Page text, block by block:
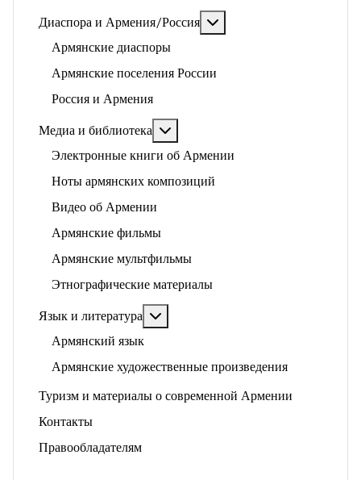
Диаспора и Армения/Россия
Армянские диаспоры
Армянские поселения России
Россия и Армения
Медиа и библиотека
Электронные книги об Армении
Ноты армянских композиций
Видео об Армении
Армянские фильмы
Армянские мультфильмы
Этнографические материалы
Язык и литература
Армянский язык
Армянские художественные произведения
Туризм и материалы о современной Армении
Контакты
Правообладателям